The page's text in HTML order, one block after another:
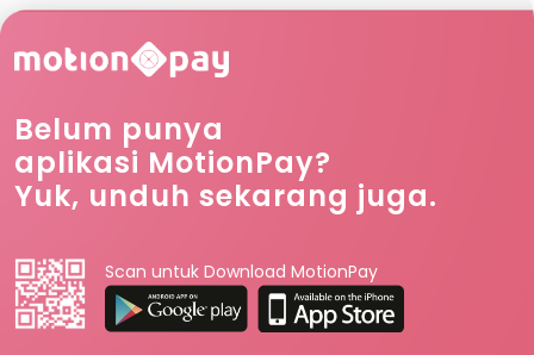
Belum punya
aplikasi MotionPay?
Yuk, unduh sekarang juga.
Scan untuk Download MotionPay